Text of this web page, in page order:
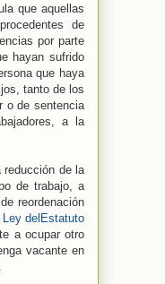
que aquellas
de
por parte
hayan sufrido
que haya
tanto de los
o de sentencia
a la
reducción de la
de trabajo, a
reordenación
Ley delEstatuto
a ocupar otro
vacante en